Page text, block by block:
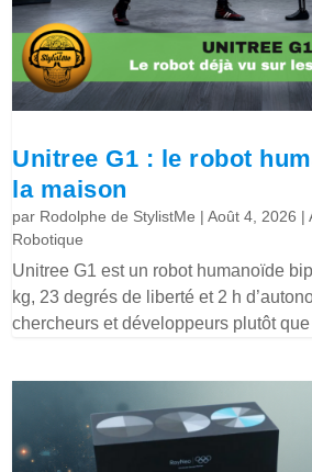
Unitree G1 : le robot
la maison
par Rodolphe de StylistMe |Août 4, 2026 |
Robotique
Unitree G1 est un robot humanoïde
kg, 23 degrés de liberté et 2 h
chercheurs et développeurs plutôt